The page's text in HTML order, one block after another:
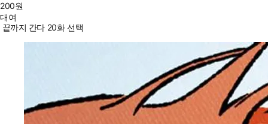
200원
대여
끝까지 간다 20화 선택